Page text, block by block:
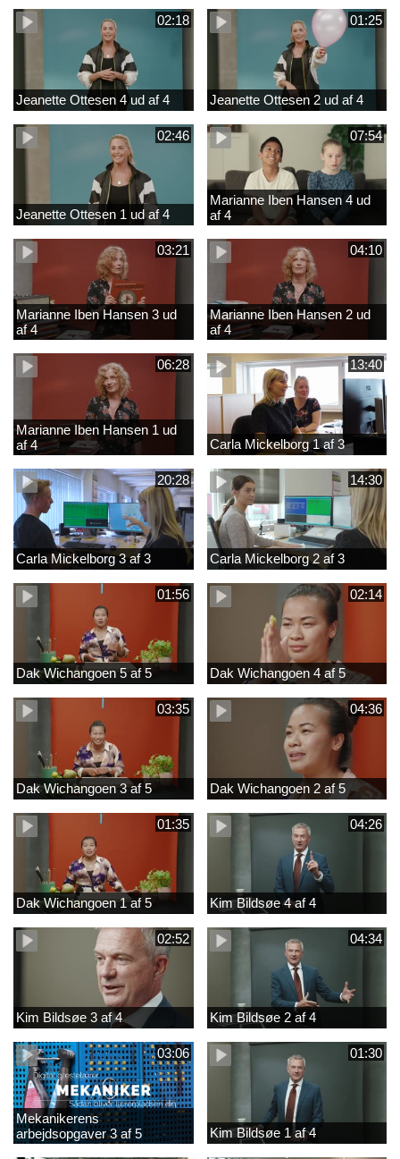
02:18
Jeanette Ottesen 4 ud af 4
01:25
Jeanette Ottesen 2 ud af 4
02:46
Jeanette Ottesen 1 ud af 4
07:54
Marianne Iben Hansen 4 ud
af 4
03:21
Marianne Iben Hansen 3 ud
af 4
04:10
Marianne Iben Hansen 2 ud
af 4
06:28
Marianne Iben Hansen 1 ud
af 4
13:40
Carla Mickelborg 1 af 3
20:28
Carla Mickelborg 3 af 3
14:30
Carla Mickelborg 2 af 3
01:56
Dak Wichangoen 5 af 5
02:14
Dak Wichangoen 4 af 5
03:35
Dak Wichangoen 3 af 5
04:36
Dak Wichangoen 2 af 5
01:35
Dak Wichangoen 1 af 5
04:26
Kim Bildsøe 4 af 4
02:52
Kim Bildsøe 3 af 4
04:34
Kim Bildsøe 2 af 4
03:06
Mekanikerens
arbejdsopgaver 3 af 5
(lærepladssøgning)
01:30
Kim Bildsøe 1 af 4